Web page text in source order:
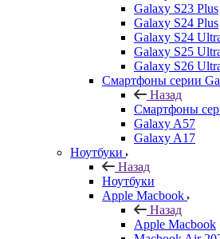
Galaxy S23 Plus
Galaxy S24 Plus
Galaxy S24
Galaxy S25
Galaxy S26
Смартфоны серии
Назад
Смартфоны
Galaxy A57
Galaxy A17
Ноутбуки
Назад
Ноутбуки
Apple Macbook
Назад
Apple Macbook